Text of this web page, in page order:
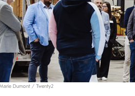
Dumont / Twenty2